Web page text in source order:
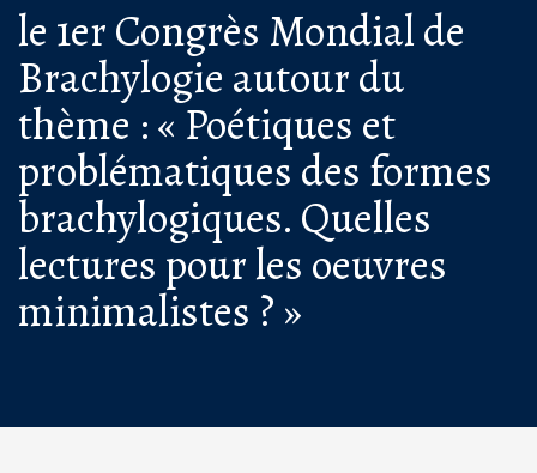
le 1er Congrès Mondial de
Brachylogie autour du
thème : « Poétiques et
problématiques des formes
brachylogiques. Quelles
lectures pour les oeuvres
minimalistes ? »